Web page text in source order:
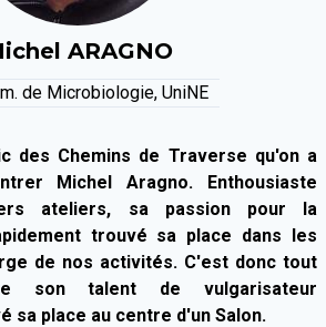
ARAGNO
de Microbiologie, UniNE
des Chemins de Traverse qu'on a
Michel Aragno. Enthousiaste
ateliers, sa passion pour la
trouvé sa place dans les
de nos activités. C'est donc tout
son talent de vulgarisateur
sa place au centre d'un Salon.